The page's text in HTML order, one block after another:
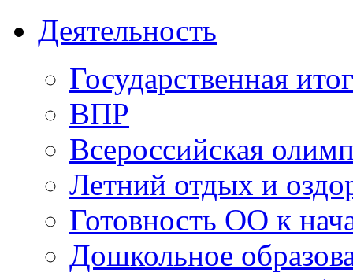
Деятельность
Государственная
ВПР
Всероссийская
Летний отдых и
Готовность ОО к
Дошкольное